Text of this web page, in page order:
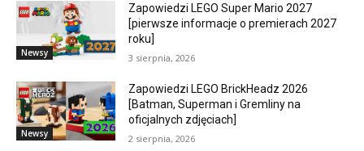
Newsy
Zapowiedzi LEGO Super Mario 2027
[pierwsze informacje o premierach 2027
roku]
3 sierpnia, 2026
Newsy
Zapowiedzi LEGO BrickHeadz 2026
[Batman, Superman i Gremliny na
oficjalnych zdjęciach]
2 sierpnia, 2026